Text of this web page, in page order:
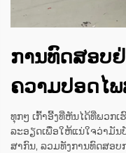
ການທົດສອບຢ່
ຄວາມປອດໄ
ທຸກໆ ເກົ້າອີ້ງທີ່ຫັນໄດ້ທີ່ພວກ
ລະອຽດເພື່ອໃຫ້ແນ່ໃຈວ່າມັ
ສາກົນ, ລວມທັງການທົດສອບ